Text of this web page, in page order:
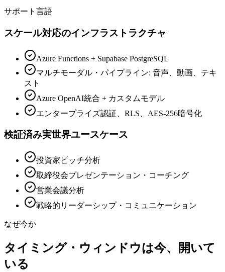
サポート言語
スケール対応のインフラストラクチャ
Azure Functions + Supabase PostgreSQL
マルチモーダル・パイプライン: 音声、動画、テキ
スト
Azure OpenAI統合 + カスタムモデル
エンタープライズ認証、RLS、AES-256暗号化
検証済み実世界ユースケース
投資家ピッチ分析
取締役会プレゼンテーション・コーチング
営業会議分析
戦略的リーダーシップ・コミュニケーション
なぜ今か
タイミング・ウィンドウは今、開いて
いる